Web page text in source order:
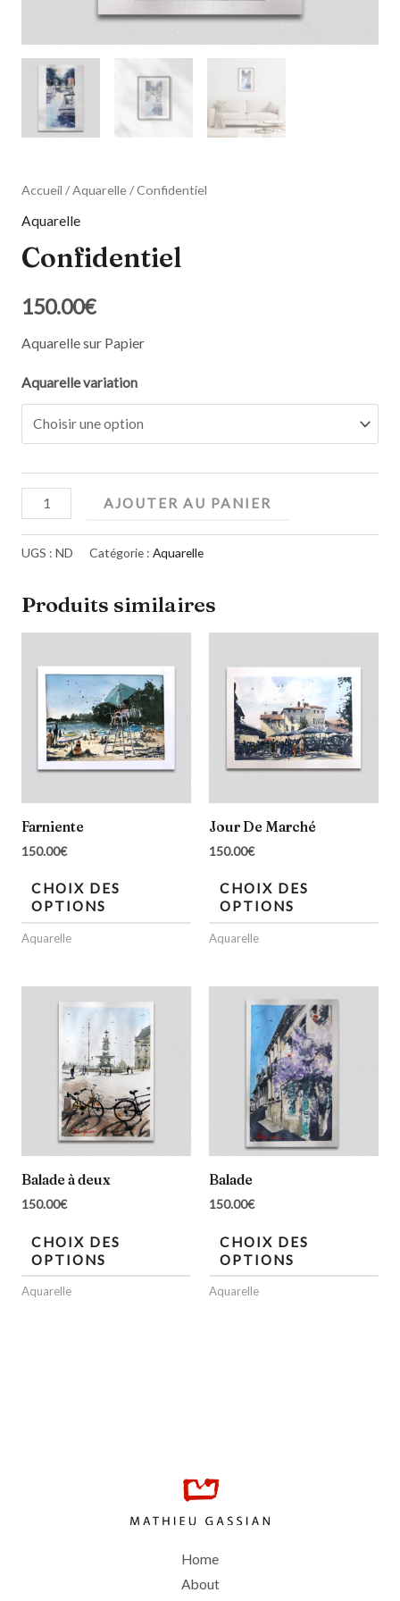
Accueil /Aquarelle/ Confidentiel
Aquarelle
Confidentiel
150.00€
Aquarelle sur Papier
Aquarelle variation
AJOUTER AU PANIER
UGS : ND Catégorie : Aquarelle
Produits similaires
Farniente
150.00€
CHOIX DES
OPTIONS
Aquarelle
Jour De Marché
150.00€
CHOIX DES
OPTIONS
Aquarelle
Balade à deux
150.00€
CHOIX DES
OPTIONS
Aquarelle
Balade
150.00€
CHOIX DES
OPTIONS
Aquarelle
Home
About